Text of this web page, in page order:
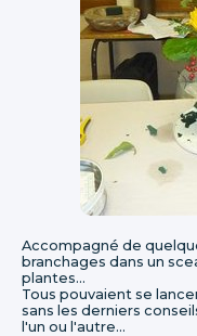
Accompagné de
branchages dans un
plantes...
Tous pouvaient se
sans les derniers
l'un ou l'autre...